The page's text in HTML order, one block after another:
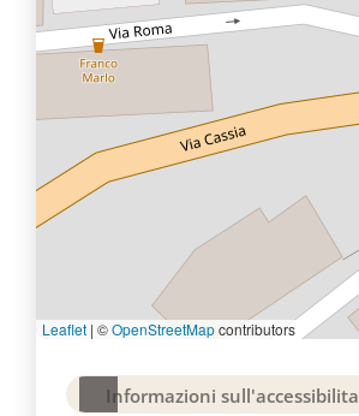
Leaflet | ©OpenStreetMapcontributors
Informazioni sull'accessibilita